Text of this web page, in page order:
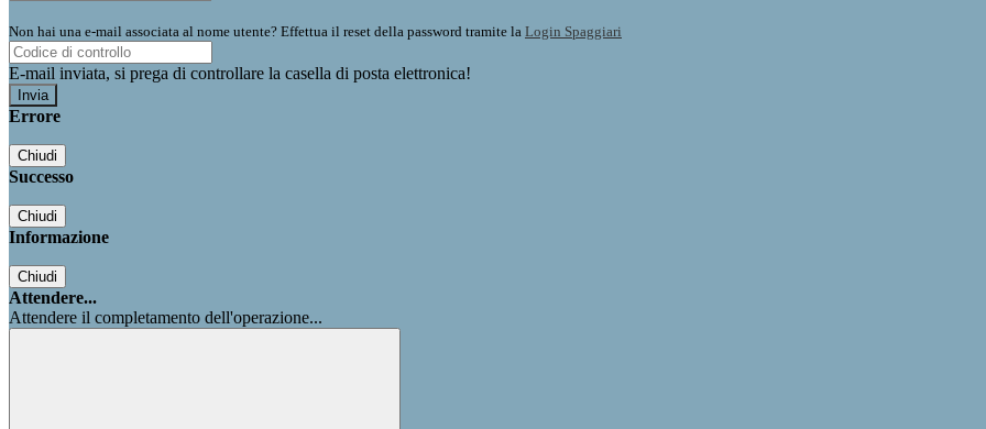
Non hai una e-mail associata al nome utente? Effettua il reset della password tramite la Login Spaggiari
E-mail inviata, si prega di controllare la casella di posta elettronica!
Errore
Chiudi
Successo
Chiudi
Informazione
Chiudi
Attendere...
Attendere il completamento dell'operazione...